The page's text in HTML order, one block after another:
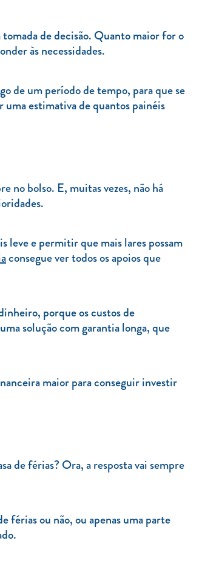
de decisão. Quanto maior for o
às necessidades.
de um período de tempo, para que se
uma estimativa de quantos painéis
no bolso. E, muitas vezes, não há
leve e permitir que mais lares possam
consegue ver todos os apoios que
porque os custos de
solução com garantia longa, que
maior para conseguir investir
de férias? Ora, a resposta vai sempre
férias ou não, ou apenas uma parte